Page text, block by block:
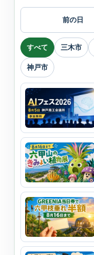
前の日
すべて 三木市
神戸市